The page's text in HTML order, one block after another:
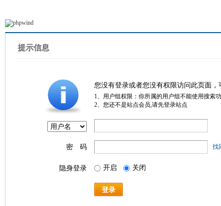
提示信息
您没有登录或者您没有权限访问此页面
1、用户组权限：你所属的用户组不能使用搜索
2、您还不是站点会员,请先登录站点
密 码 找
隐身登录 开启 关闭
登录